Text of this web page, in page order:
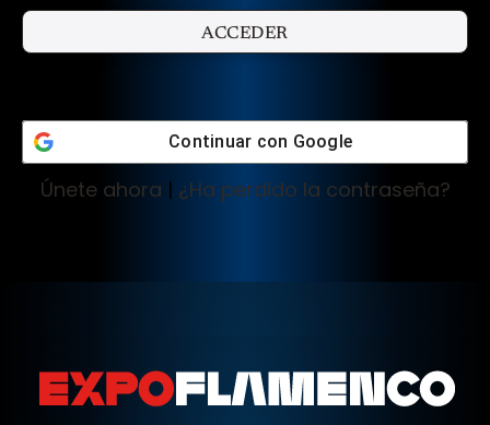
Continuar con Google
Únete ahora | ¿Ha perdido la contraseña?